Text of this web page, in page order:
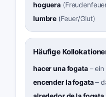
hoguera (
lumbre (Feuer/Glut)
Häufige
hacer una fogata–ein
encender la fogata–